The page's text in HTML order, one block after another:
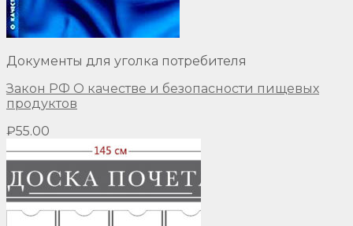
Документы для уголка потребителя
Закон РФ О качестве и безопасности пищевых
продуктов
₽55.00